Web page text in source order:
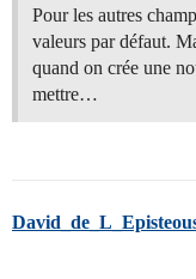
Pour les autres
valeurs par défaut.
quand on crée une
mettre…